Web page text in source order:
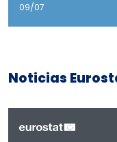
09/07
Noticias